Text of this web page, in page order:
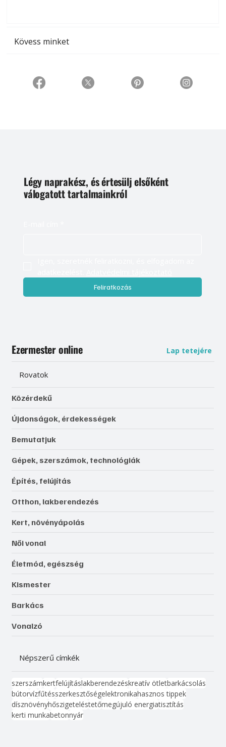
Kövess minket
Légy naprakész, és értesülj elsőként
válogatott tartalmainkról
Feliratkozás
Ezermester online Lap tetejére
Rovatok
Közérdekű
Újdonságok, érdekességek
Bemutatjuk
Gépek, szerszámok, technológiák
Építés, felújítás
Otthon, lakberendezés
Kert, növényápolás
Női vonal
Életmód, egészség
Kismester
Barkács
Vonalzó
Népszerű címkék
szerszámkertfelújításlakberendezéskreatív ötletbarkácsolás
bútorvízfűtésszerkesztőségelektronikahasznos tippek
dísznövényhőszigeteléstetőmegújuló energiatisztítás
kerti munkabetonnyár